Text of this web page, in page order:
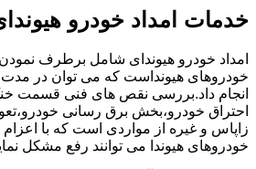
خدمات امداد خودرو
امداد خودرو هیوندای شامل برطرف
خودروهای هیونداست که می توان در
انجام داد.بررسی نقص های فنی قسمت
احتراق خودرو،بخش برق رسانی
زاپاس و غیره از مواردی است که با
خودروهای هیوندا می توانند رفع مشکل